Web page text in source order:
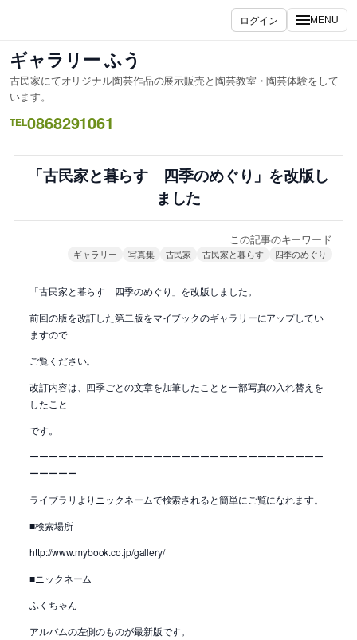
ス
キ
ッ
プ
ログイン MENU
ギャラリー ふう
古民家にてオリジナル陶芸作品の展示販売と陶芸教室・陶芸体験をして
います。
TEL0868291061
「古民家と暮らす 四季のめぐり」を改版し
ました
この記事のキーワード
ギャラリー 写真集 古民家 古民家と暮らす 四季のめぐり
「古民家と暮らす 四季のめぐり」を改版しました。
前回の版を改訂した第二版をマイブックのギャラリーにアップしてい
ますので
ご覧ください。
改訂内容は、四季ごとの文章を加筆したことと一部写真の入れ替えを
したこと
です。
ーーーーーーーーーーーーーーーーーーーーーーーーーーーーーーー
ーーーーー
ライブラリよりニックネームで検索されると簡単にご覧になれます。
■検索場所
http://www.mybook.co.jp/gallery/
■ニックネーム
ふくちゃん
アルバムの左側のものが最新版です。